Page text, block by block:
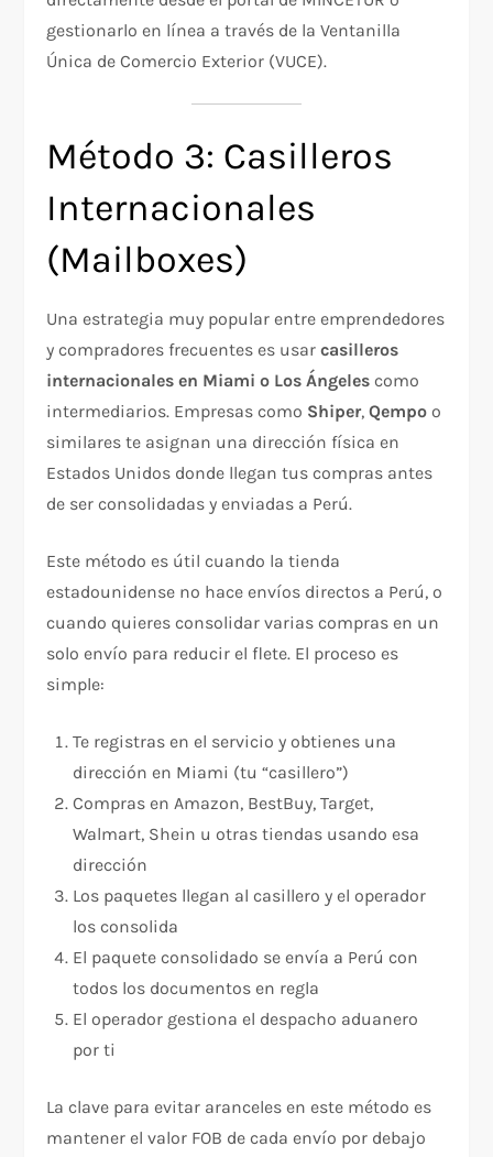
gestionarlo en línea a través de la Ventanilla
Única de Comercio Exterior (VUCE).
Método 3: Casilleros
Internacionales
(Mailboxes)
Una estrategia muy popular entre emprendedores
y compradores frecuentes es usarcasilleros
internacionales en Miami o Los Ángeles como
intermediarios. Empresas como Shiper,Qempo o
similares te asignan una dirección física en
Estados Unidos donde llegan tus compras antes
de ser consolidadas y enviadas a Perú.
Este método es útil cuando la tienda
estadounidense no hace envíos directos a Perú, o
cuando quieres consolidar varias compras en un
solo envío para reducir el flete. El proceso es
simple:
Te registras en el servicio y obtienes una
dirección en Miami (tu “casillero”)
Compras en Amazon, BestBuy, Target,
Walmart, Shein u otras tiendas usando esa
dirección
Los paquetes llegan al casillero y el operador
los consolida
El paquete consolidado se envía a Perú con
todos los documentos en regla
El operador gestiona el despacho aduanero
por ti
La clave para evitar aranceles en este método es
mantener el valor FOB de cada envío por debajo